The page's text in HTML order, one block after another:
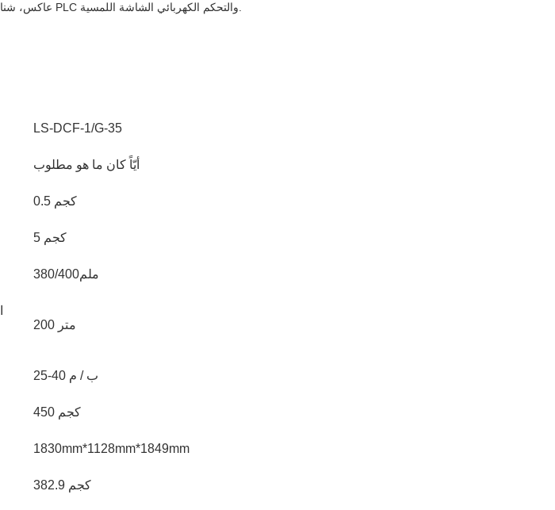
LS-DCF-1/G-35
أيّاً كان ما هو مطلوب
0.5 كجم
5 كجم
380/400ملم
200 متر
25-40 ب / م
450 كجم
1830mm*1128mm*1849mm
382.9 كجم